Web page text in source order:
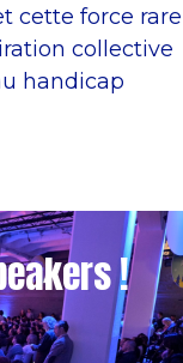
cette force rare
collective
handicap
!